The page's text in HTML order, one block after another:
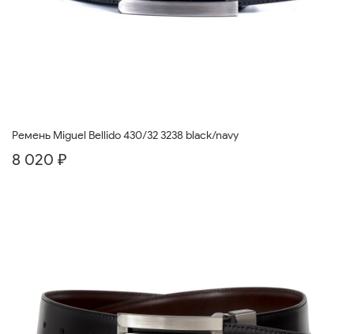
Ремень Miguel Bellido 430/32 3238 black/navy
8 020 ₽